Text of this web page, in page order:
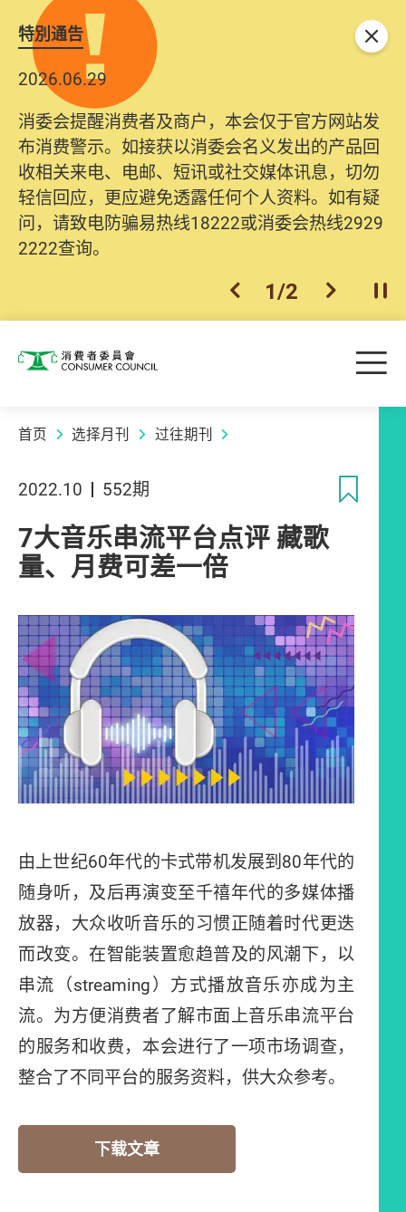
特別通告
2026.06.29
消委会提醒消费者及商户，本会仅于官方网站发
布消费警示。如接获以消委会名义发出的产品回
收相关来电、电邮、短讯或社交媒体讯息，切勿
轻信回应，更应避免透露任何个人资料。如有疑
问，请致电防骗易热线18222或消委会热线2929
2222查询。
上一个
1/2 下一个开
关闭
消费者委员会 目
首页 选择月刊 过往期刊
2022.10 552期
7大音乐串流平台点评 藏歌
量、月费可差一倍
由上世纪60年代的卡式带机发展到80年代的
随身听，及后再演变至千禧年代的多媒体播
放器，大众收听音乐的习惯正随着时代更迭
而改变。在智能装置愈趋普及的风潮下，以
串流（streaming）方式播放音乐亦成为主
流。为方便消费者了解市面上音乐串流平台
的服务和收费，本会进行了一项市场调查，
整合了不同平台的服务资料，供大众参考。
下载文章